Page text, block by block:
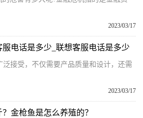
2023/03/17
电话是多少_联想客服电话是多少
泛接受，不仅需要产品质量和设计，还需
2023/03/17
金枪鱼是怎么养殖的？